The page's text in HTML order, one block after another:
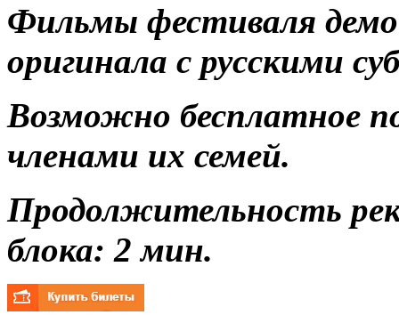
Фильмы фестиваля
оригинала с русскими
Возможно бесплатное
членами их семей.
Продолжительность
блока: 2 мин.